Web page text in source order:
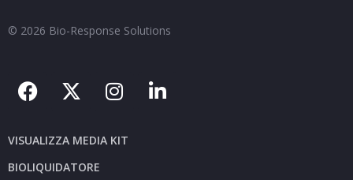
© 2026 Bio-Response Solutions
VISUALIZZA MEDIA KIT
BIOLIQUIDATORE